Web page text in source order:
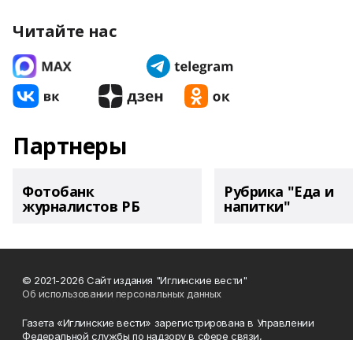
Читайте нас
Партнеры
Фотобанк
журналистов РБ
Рубрика "Еда и
напитки"
© 2021-2026 Сайт издания "Иглинские вести"
Об использовании персональных данных
Газета «Иглинские вести» зарегистрирована в Управлении
Федеральной службы по надзору в сфере связи,